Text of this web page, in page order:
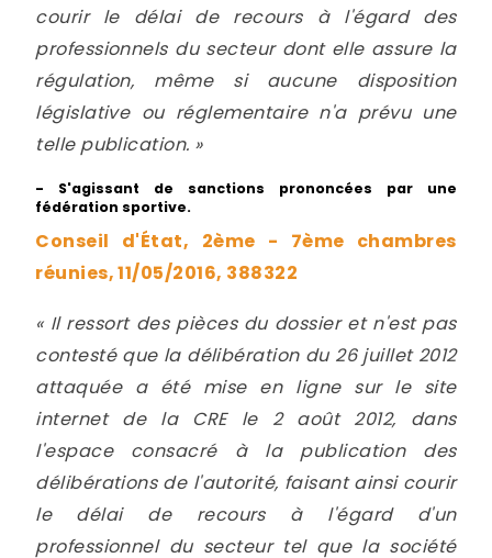
courir le délai de recours à l'égard des
professionnels du secteur dont elle assure la
régulation, même si aucune disposition
législative ou réglementaire n'a prévu une
telle publication. »
- S'agissant de sanctions prononcées par une
fédération sportive.
Conseil d'État, 2ème - 7ème chambres
réunies, 11/05/2016, 388322
« Il ressort des pièces du dossier et n'est pas
contesté que la délibération du 26 juillet 2012
attaquée a été mise en ligne sur le site
internet de la CRE le 2 août 2012, dans
l'espace consacré à la publication des
délibérations de l'autorité, faisant ainsi courir
le délai de recours à l'égard d'un
professionnel du secteur tel que la société